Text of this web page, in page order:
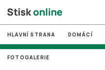
# MUNI
HLAVNÍ STRANA DOMÁCÍ
FOTOGALERIE